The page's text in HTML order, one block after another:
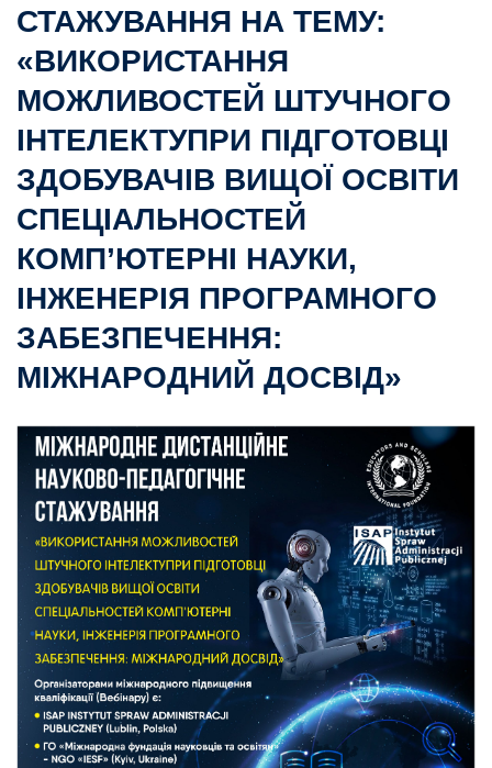
СТАЖУВАННЯ НА ТЕМУ:
«ВИКОРИСТАННЯ
МОЖЛИВОСТЕЙ ШТУЧНОГО
ІНТЕЛЕКТУПРИ ПІДГОТОВЦІ
ЗДОБУВАЧІВ ВИЩОЇ ОСВІТИ
СПЕЦІАЛЬНОСТЕЙ
КОМП’ЮТЕРНІ НАУКИ,
ІНЖЕНЕРІЯ ПРОГРАМНОГО
ЗАБЕЗПЕЧЕННЯ:
МІЖНАРОДНИЙ ДОСВІД»